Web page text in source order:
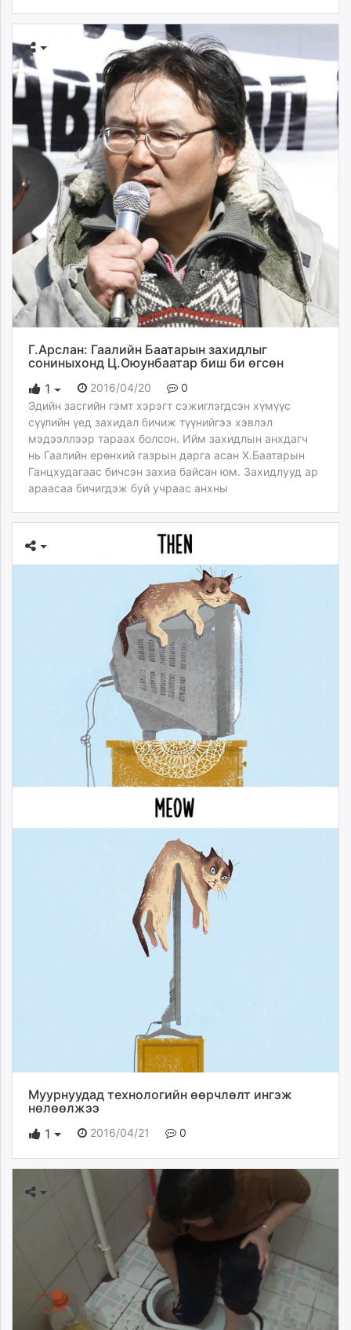
Г.Арслан: Гаалийн Баатарын захидлыг
сониныхонд Ц.Оюунбаатар биш би өгсөн
1
2016/04/20
0
Эдийн засгийн гэмт хэрэгт сэжиглэгдсэн хүмүүс
сүүлийн үед захидал бичиж түүнийгээ хэвлэл
мэдээллээр тараах болсон. Ийм захидлын анхдагч
нь Гаалийн ерөнхий газрын дарга асан Х.Баатарын
Ганцхудагаас бичсэн захиа байсан юм. Захидлууд ар
араасаа бичигдэж буй учраас анхны
Муурнуудад технологийн өөрчлөлт ингэж
нөлөөлжээ
1
2016/04/21 0